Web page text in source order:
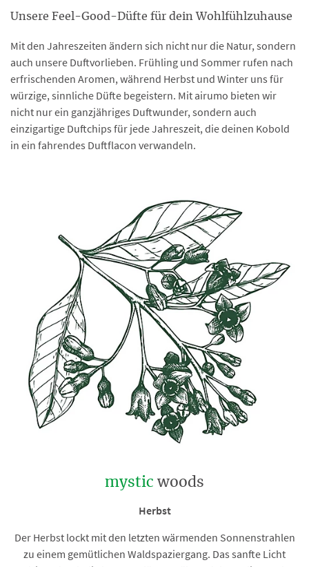
Unsere Feel-Good-Düfte für dein Wohlfühlzuhause
Mit den Jahreszeiten ändern sich nicht nur die Natur, sondern
auch unsere Duftvorlieben. Frühling und Sommer rufen nach
erfrischenden Aromen, während Herbst und Winter uns für
würzige, sinnliche Düfte begeistern. Mit airumo bieten wir
nicht nur ein ganzjähriges Duftwunder, sondern auch
einzigartige Duftchips für jede Jahreszeit, die deinen Kobold
in ein fahrendes Duftflacon verwandeln.
mysticwoods
Herbst
Der Herbst lockt mit den letzten wärmenden Sonnenstrahlen
zu einem gemütlichen Waldspaziergang. Das sanfte Licht